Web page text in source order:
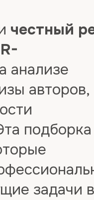
честный
анализе
авторов,
подборка
задачи в